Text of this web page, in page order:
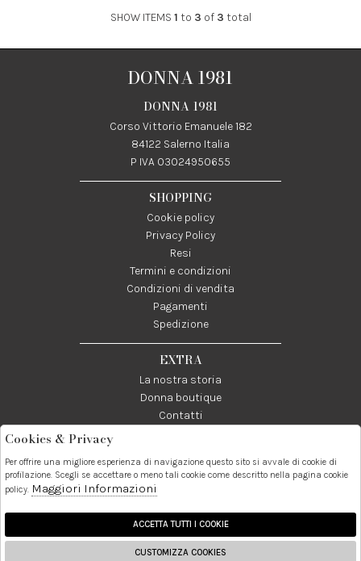
SHOW ITEMS 1 to 3 of 3 total
DONNA 1981
DONNA 1981
Corso Vittorio Emanuele 182
84122 Salerno Italia
P IVA 03024950655
SHOPPING
Cookie policy
Privacy Policy
Resi
Termini e condizioni
Condizioni di vendita
Pagamenti
Spedizione
EXTRA
La nostra storia
Donna boutique
Contatti
Telefono:
089237858
Whatsapp:
3338855601
Contatti:
info@donna1981.it
Cookies & Privacy
Per offrire una migliore esperienza di navigazione questo sito si avvale di cookie di
profilazione. Scegli se accettare o meno tali cookie come descritto nella pagina cookie
policy. Maggiori Informazioni
ACCETTA TUTTI I COOKIE
CUSTOMIZZA COOKIES